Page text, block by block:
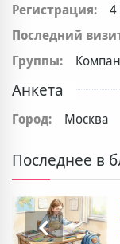
Регистрация:
4
Последний
Группы:
Анкета
Город: Москва
Последнее в